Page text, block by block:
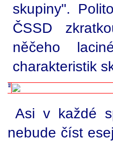
skupiny".
ČSSD
něčeho
charakteristik
Asi v každé
nebude číst